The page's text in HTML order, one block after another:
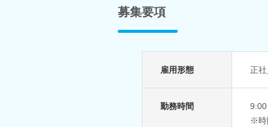
募集要項
雇用形態 正
勤務時間
※時